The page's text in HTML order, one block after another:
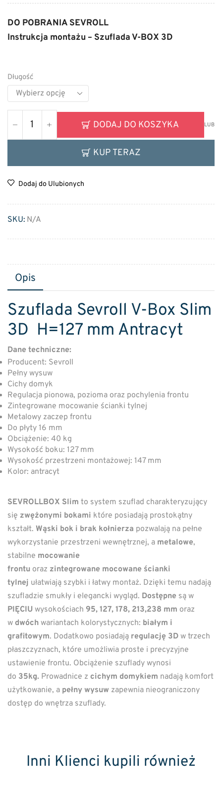
DO POBRANIA SEVROLL
Instrukcja montażu – Szuflada V-BOX 3D
Długość
DODAJ DO KOSZYKA LUB
KUP TERAZ
Dodaj do Ulubionych
SKU: N/A
Opis
Szuflada Sevroll V-Box Slim
3D H=127 mm Antracyt
Dane techniczne:
Producent: Sevroll
Pełny wysuw
Cichy domyk
Regulacja pionowa, pozioma oraz pochylenia frontu
Zintegrowane mocowanie ścianki tylnej
Metalowy zaczep frontu
Do płyty 16 mm
Obciążenie: 40 kg
Wysokość boku: 127 mm
Wysokość przestrzeni montażowej: 147 mm
Kolor: antracyt
SEVROLLBOX Slim to system szuflad charakteryzujący
się zwężonymi bokami które posiadają prostokątny
kształt. Wąski bok i brak kołnierza pozwalają na pełne
wykorzystanie przestrzeni wewnętrznej, a metalowe,
stabilne mocowanie
frontu oraz zintegrowane mocowane ścianki
tylnej ułatwiają szybki i łatwy montaż. Dzięki temu nadają
szufladzie smukły i elegancki wygląd. Dostępne są w
PIĘCIU wysokościach 95, 127, 178, 213,238 mm oraz
w dwóch wariantach kolorystycznych: białym i
grafitowym. Dodatkowo posiadają regulację 3D w trzech
płaszczyznach, które umożliwia proste i precyzyjne
ustawienie frontu. Obciążenie szuflady wynosi
do 35kg. Prowadnice z cichym domykiem nadają komfort
użytkowanie, a pełny wysuw zapewnia nieograniczony
dostęp do wnętrza szuflady.
Inni Klienci kupili również